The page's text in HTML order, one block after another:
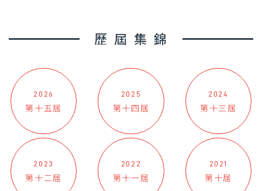
歷屆集錦
2026
第十五屆
2025
第十四屆
2024
第十三屆
2023
第十二屆
2022
第十一屆
2021
第十屆